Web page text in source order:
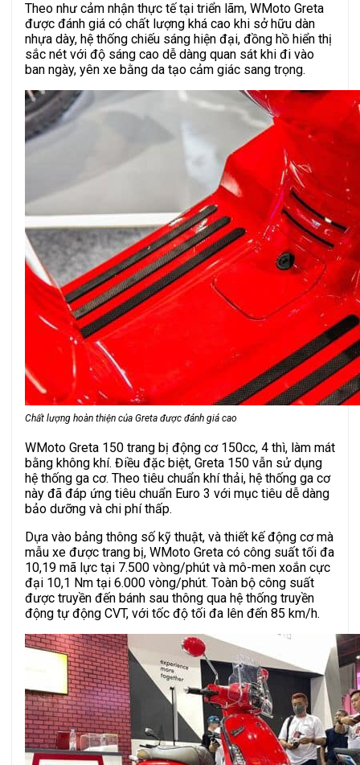
Theo như cảm nhận thực tế tại triển lãm, WMoto Greta
được đánh giá có chất lượng khá cao khi sở hữu dàn
nhựa dày, hệ thống chiếu sáng hiện đại, đồng hồ hiển thị
sắc nét với độ sáng cao dễ dàng quan sát khi đi vào
ban ngày, yên xe bằng da tạo cảm giác sang trọng.
Chất lượng hoàn thiện của Greta được đánh giá cao
WMoto Greta 150 trang bị động cơ 150cc, 4 thì, làm mát
bằng không khí. Điều đặc biệt, Greta 150 vẫn sử dụng
hệ thống ga cơ. Theo tiêu chuẩn khí thải, hệ thống ga cơ
này đã đáp ứng tiêu chuẩn Euro 3 với mục tiêu dễ dàng
bảo dưỡng và chi phí thấp.
Dựa vào bảng thông số kỹ thuật, và thiết kế động cơ mà
mẫu xe được trang bị, WMoto Greta có công suất tối đa
10,19 mã lực tại 7.500 vòng/phút và mô-men xoắn cực
đại 10,1 Nm tại 6.000 vòng/phút. Toàn bộ công suất
được truyền đến bánh sau thông qua hệ thống truyền
động tự động CVT, với tốc độ tối đa lên đến 85 km/h.